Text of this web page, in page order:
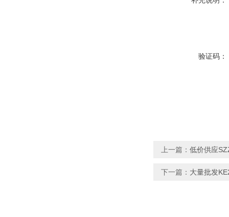
验证码：
上一篇： 低价供应
下一篇： 大量批发